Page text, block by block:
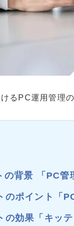
るPC運用管理
の背景 「 PC管
のポイント「
の効果「 キッ